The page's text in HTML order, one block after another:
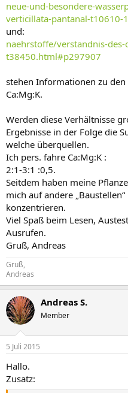
neue-und-besondere-
verticillata-pantanal-t10610-
und:
naehrstoffe/verstandnis-
t38450.html#p297907
stehen Informationen zu den
Ca:Mg:K.
Werden diese Verhältnisse
Ergebnisse in der Folge die
welche überquellen.
Ich pers. fahre Ca:Mg:K :
2:1-3:1 :0,5.
Seitdem haben meine
mich auf andere
konzentrieren.
Viel Spaß beim Lesen,
Ausrufen.
Gruß, Andreas
Gruß,
Andreas
Andreas S.
Member
5 Juli 2015
Hallo.
Zusatz: